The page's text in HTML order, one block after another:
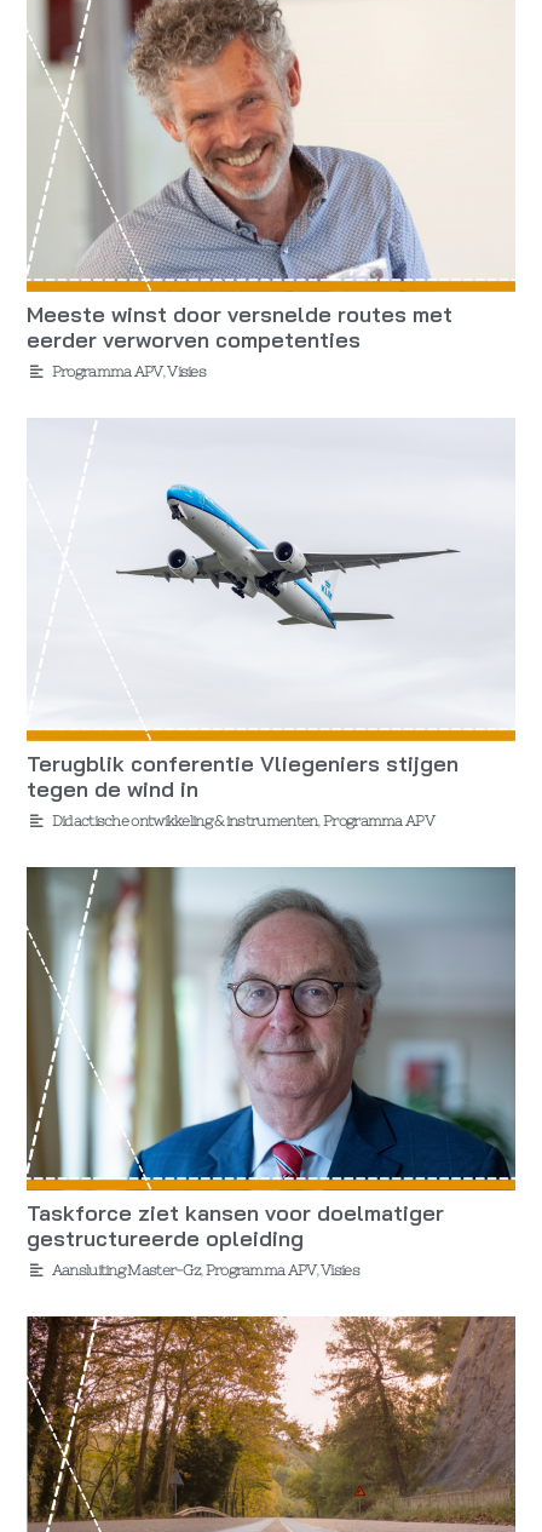
Meeste winst door versnelde routes met
eerder verworven competenties
Programma APV,Visies
Terugblik conferentie Vliegeniers stijgen
tegen de wind in
Didactische ontwikkeling & instrumenten,Programma APV
Taskforce ziet kansen voor doelmatiger
gestructureerde opleiding
Aansluiting Master-Gz, Programma APV,Visies